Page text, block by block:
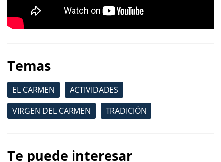
Temas
EL CARMEN
ACTIVIDADES
VIRGEN DEL CARMEN
TRADICIÓN
Te puede interesar